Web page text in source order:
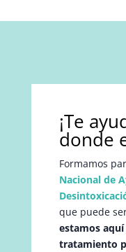
¡Te
donde
Formamos
Nacional de
que puede
estamos
tratamiento